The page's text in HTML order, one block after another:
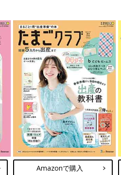
Amazonで購入